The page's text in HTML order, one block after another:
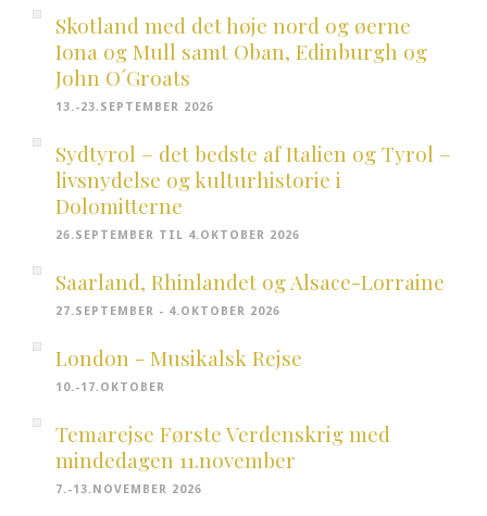
Skotland med det høje nord og øerne
Iona og Mull samt Oban, Edinburgh og
John O´Groats
13.-23.SEPTEMBER 2026
Sydtyrol – det bedste af Italien og Tyrol –
livsnydelse og kulturhistorie i
Dolomitterne
26.SEPTEMBER TIL 4.OKTOBER 2026
Saarland, Rhinlandet og Alsace-Lorraine
27.SEPTEMBER - 4.OKTOBER 2026
London - Musikalsk Rejse
10.-17.OKTOBER
Temarejse Første Verdenskrig med
mindedagen 11.november
7.-13.NOVEMBER 2026